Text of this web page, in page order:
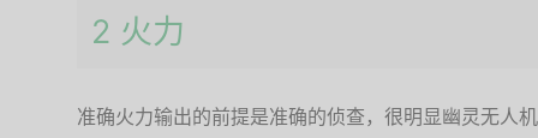
2 火力
准确火力输出的前提是准确的侦查，很明显幽灵无人